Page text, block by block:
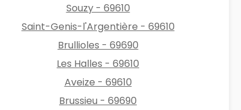
Souzy - 69610
Saint-Genis-l'Argentière - 69610
Brullioles - 69690
Les Halles - 69610
Aveize - 69610
Brussieu - 69690